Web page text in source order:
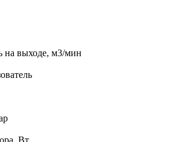
на выходе, м3/мин
Вт